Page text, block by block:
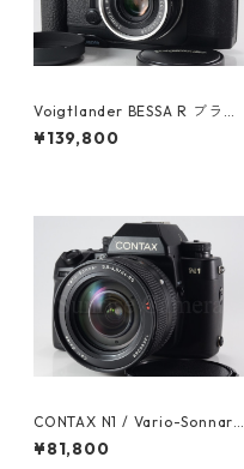
Voigtlander BESSA R ブラッ
ク /Color skopar 35mm F2.5
MC サイドグリップ付 フォク
¥139,800
CONTAX N1 / Vario-Sonnar
24-85mm F3.5-4.5 コンタッ
クス (61606)
¥81,800